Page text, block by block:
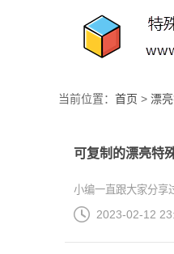
当前位置： 首页 > 漂
可复制的漂亮特
小编一直跟大家分享
2023-02-12